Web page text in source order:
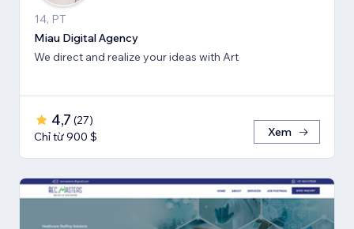
14, PT
Miau Digital Agency
We direct and realize your ideas with Art
4,7 (27)
Chỉ từ 900 $
Xem